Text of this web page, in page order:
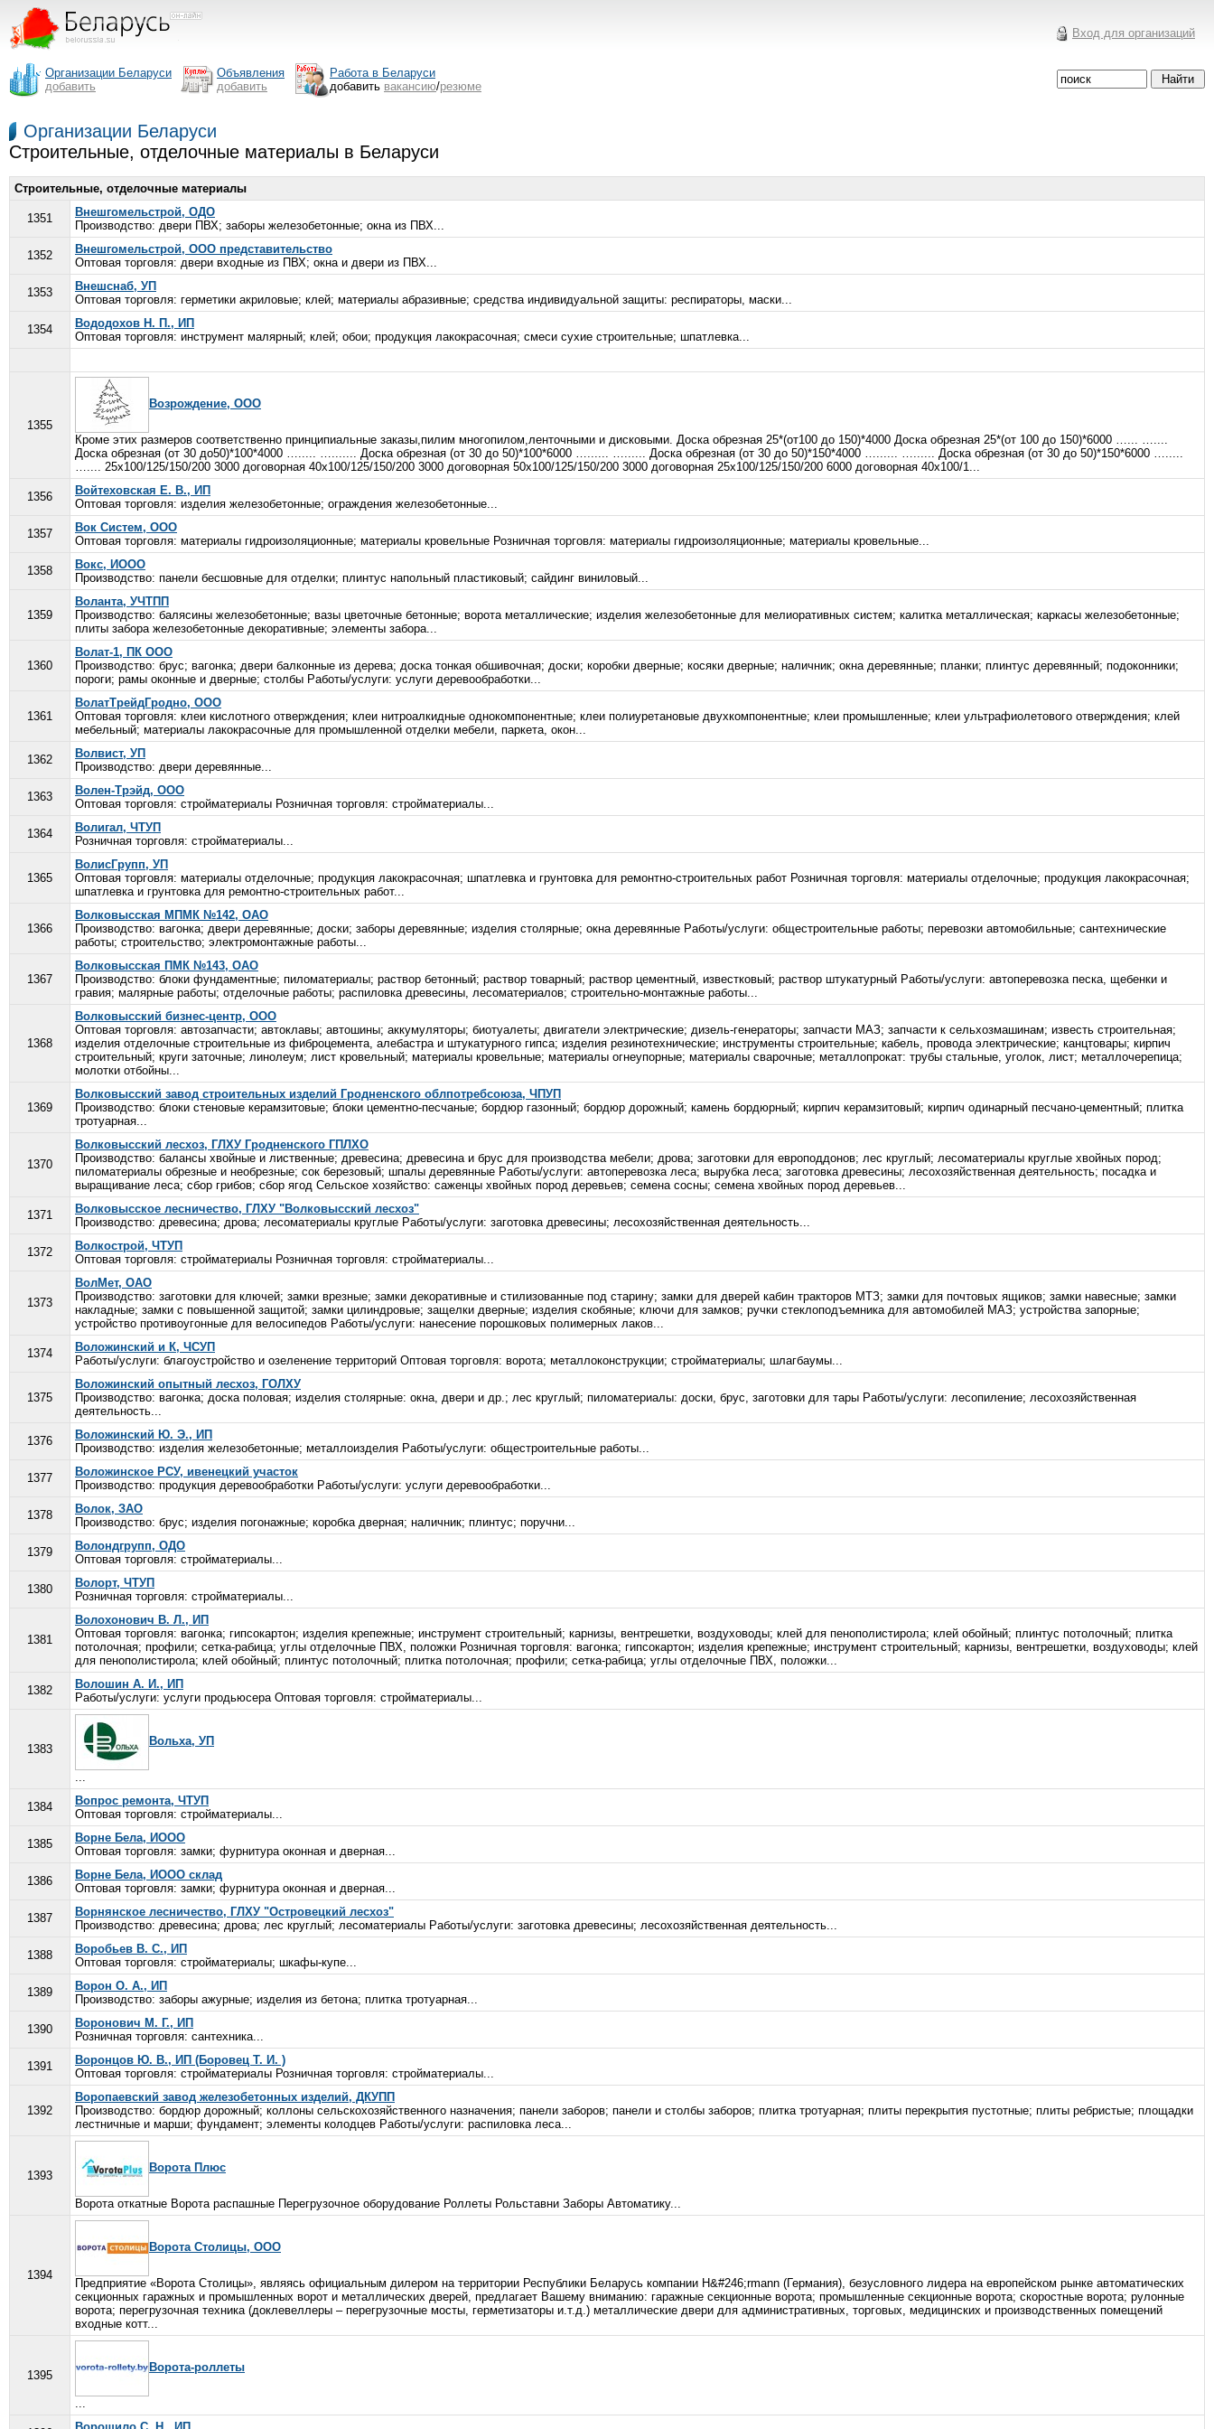
Вход для организаций
Организации Беларуси
добавить
Объявления
добавить
Работа в Беларуси
добавить вакансию/резюме
Организации Беларуси
Строительные, отделочные материалы в Беларуси
Строительные, отделочные материалы
1351
Внешгомельстрой, ОДО
Производство: двери ПВХ; заборы железобетонные; окна из ПВХ...
1352
Внешгомельстрой, ООО представительство
Оптовая торговля: двери входные из ПВХ; окна и двери из ПВХ...
1353
Внешснаб, УП
Оптовая торговля: герметики акриловые; клей; материалы абразивные; средства индивидуальной защиты: респираторы, маски...
1354
Вододохов Н. П., ИП
Оптовая торговля: инструмент малярный; клей; обои; продукция лакокрасочная; смеси сухие строительные; шпатлевка...
1355
Возрождение, ООО
Кроме этих размеров соответственно принципиальные заказы,пилим многопилом,ленточными и дисковыми. Доска обрезная 25*(от100 до 150)*4000 Доска обрезная 25*(от 100 до 150)*6000 …... …....
Доска обрезная (от 30 до50)*100*4000 …..... …....... Доска обрезная (от 30 до 50)*100*6000 …...... …...... Доска обрезная (от 30 до 50)*150*4000 …...... …...... Доска обрезная (от 30 до 50)*150*6000 ….....
….... 25х100/125/150/200 3000 договорная 40х100/125/150/200 3000 договорная 50х100/125/150/200 3000 договорная 25х100/125/150/200 6000 договорная 40х100/1...
1356
Войтеховская Е. В., ИП
Оптовая торговля: изделия железобетонные; ограждения железобетонные...
1357
Вок Систем, ООО
Оптовая торговля: материалы гидроизоляционные; материалы кровельные Розничная торговля: материалы гидроизоляционные; материалы кровельные...
1358
Вокс, ИООО
Производство: панели бесшовные для отделки; плинтус напольный пластиковый; сайдинг виниловый...
1359
Воланта, УЧТПП
Производство: балясины железобетонные; вазы цветочные бетонные; ворота металлические; изделия железобетонные для мелиоративных систем; калитка металлическая; каркасы железобетонные;
плиты забора железобетонные декоративные; элементы забора...
1360
Волат-1, ПК ООО
Производство: брус; вагонка; двери балконные из дерева; доска тонкая обшивочная; доски; коробки дверные; косяки дверные; наличник; окна деревянные; планки; плинтус деревянный; подоконники;
пороги; рамы оконные и дверные; столбы Работы/услуги: услуги деревообработки...
1361
ВолатТрейдГродно, ООО
Оптовая торговля: клеи кислотного отверждения; клеи нитроалкидные однокомпонентные; клеи полиуретановые двухкомпонентные; клеи промышленные; клеи ультрафиолетового отверждения; клей
мебельный; материалы лакокрасочные для промышленной отделки мебели, паркета, окон...
1362
Волвист, УП
Производство: двери деревянные...
1363
Волен-Трэйд, ООО
Оптовая торговля: стройматериалы Розничная торговля: стройматериалы...
1364
Волигал, ЧТУП
Розничная торговля: стройматериалы...
1365
ВолисГрупп, УП
Оптовая торговля: материалы отделочные; продукция лакокрасочная; шпатлевка и грунтовка для ремонтно-строительных работ Розничная торговля: материалы отделочные; продукция лакокрасочная;
шпатлевка и грунтовка для ремонтно-строительных работ...
1366
Волковысская МПМК №142, ОАО
Производство: вагонка; двери деревянные; доски; заборы деревянные; изделия столярные; окна деревянные Работы/услуги: общестроительные работы; перевозки автомобильные; сантехнические
работы; строительство; электромонтажные работы...
1367
Волковысская ПМК №143, ОАО
Производство: блоки фундаментные; пиломатериалы; раствор бетонный; раствор товарный; раствор цементный, известковый; раствор штукатурный Работы/услуги: автоперевозка песка, щебенки и
гравия; малярные работы; отделочные работы; распиловка древесины, лесоматериалов; строительно-монтажные работы...
1368
Волковысский бизнес-центр, ООО
Оптовая торговля: автозапчасти; автоклавы; автошины; аккумуляторы; биотуалеты; двигатели электрические; дизель-генераторы; запчасти МАЗ; запчасти к сельхозмашинам; известь строительная;
изделия отделочные строительные из фиброцемента, алебастра и штукатурного гипса; изделия резинотехнические; инструменты строительные; кабель, провода электрические; канцтовары; кирпич
строительный; круги заточные; линолеум; лист кровельный; материалы кровельные; материалы огнеупорные; материалы сварочные; металлопрокат: трубы стальные, уголок, лист; металлочерепица;
молотки отбойны...
1369
Волковысский завод строительных изделий Гродненского облпотребсоюза, ЧПУП
Производство: блоки стеновые керамзитовые; блоки цементно-песчаные; бордюр газонный; бордюр дорожный; камень бордюрный; кирпич керамзитовый; кирпич одинарный песчано-цементный; плитка
тротуарная...
1370
Волковысский лесхоз, ГЛХУ Гродненского ГПЛХО
Производство: балансы хвойные и лиственные; древесина; древесина и брус для производства мебели; дрова; заготовки для европоддонов; лес круглый; лесоматериалы круглые хвойных пород;
пиломатериалы обрезные и необрезные; сок березовый; шпалы деревянные Работы/услуги: автоперевозка леса; вырубка леса; заготовка древесины; лесохозяйственная деятельность; посадка и
выращивание леса; сбор грибов; сбор ягод Сельское хозяйство: саженцы хвойных пород деревьев; семена сосны; семена хвойных пород деревьев...
1371
Волковысское лесничество, ГЛХУ "Волковысский лесхоз"
Производство: древесина; дрова; лесоматериалы круглые Работы/услуги: заготовка древесины; лесохозяйственная деятельность...
1372
Волкострой, ЧТУП
Оптовая торговля: стройматериалы Розничная торговля: стройматериалы...
1373
ВолМет, ОАО
Производство: заготовки для ключей; замки врезные; замки декоративные и стилизованные под старину; замки для дверей кабин тракторов МТЗ; замки для почтовых ящиков; замки навесные; замки
накладные; замки с повышенной защитой; замки цилиндровые; защелки дверные; изделия скобяные; ключи для замков; ручки стеклоподъемника для автомобилей МАЗ; устройства запорные;
устройство противоугонные для велосипедов Работы/услуги: нанесение порошковых полимерных лаков...
1374
Воложинский и К, ЧСУП
Работы/услуги: благоустройство и озеленение территорий Оптовая торговля: ворота; металлоконструкции; стройматериалы; шлагбаумы...
1375
Воложинский опытный лесхоз, ГОЛХУ
Производство: вагонка; доска половая; изделия столярные: окна, двери и др.; лес круглый; пиломатериалы: доски, брус, заготовки для тары Работы/услуги: лесопиление; лесохозяйственная
деятельность...
1376
Воложинский Ю. Э., ИП
Производство: изделия железобетонные; металлоизделия Работы/услуги: общестроительные работы...
1377
Воложинское РСУ, ивенецкий участок
Производство: продукция деревообработки Работы/услуги: услуги деревообработки...
1378
Волок, ЗАО
Производство: брус; изделия погонажные; коробка дверная; наличник; плинтус; поручни...
1379
Волондгрупп, ОДО
Оптовая торговля: стройматериалы...
1380
Волорт, ЧТУП
Розничная торговля: стройматериалы...
1381
Волохонович В. Л., ИП
Оптовая торговля: вагонка; гипсокартон; изделия крепежные; инструмент строительный; карнизы, вентрешетки, воздуховоды; клей для пенополистирола; клей обойный; плинтус потолочный; плитка
потолочная; профили; сетка-рабица; углы отделочные ПВХ, положки Розничная торговля: вагонка; гипсокартон; изделия крепежные; инструмент строительный; карнизы, вентрешетки, воздуховоды; клей
для пенополистирола; клей обойный; плинтус потолочный; плитка потолочная; профили; сетка-рабица; углы отделочные ПВХ, положки...
1382
Волошин А. И., ИП
Работы/услуги: услуги продьюсера Оптовая торговля: стройматериалы...
1383
Вольха, УП
...
1384
Вопрос ремонта, ЧТУП
Оптовая торговля: стройматериалы...
1385
Ворне Бела, ИООО
Оптовая торговля: замки; фурнитура оконная и дверная...
1386
Ворне Бела, ИООО склад
Оптовая торговля: замки; фурнитура оконная и дверная...
1387
Ворнянское лесничество, ГЛХУ "Островецкий лесхоз"
Производство: древесина; дрова; лес круглый; лесоматериалы Работы/услуги: заготовка древесины; лесохозяйственная деятельность...
1388
Воробьев В. С., ИП
Оптовая торговля: стройматериалы; шкафы-купе...
1389
Ворон О. А., ИП
Производство: заборы ажурные; изделия из бетона; плитка тротуарная...
1390
Воронович М. Г., ИП
Розничная торговля: сантехника...
1391
Воронцов Ю. В., ИП (Боровец Т. И. )
Оптовая торговля: стройматериалы Розничная торговля: стройматериалы...
1392
Воропаевский завод железобетонных изделий, ДКУПП
Производство: бордюр дорожный; коллоны сельскохозяйственного назначения; панели заборов; панели и столбы заборов; плитка тротуарная; плиты перекрытия пустотные; плиты ребристые; площадки
лестничные и марши; фундамент; элементы колодцев Работы/услуги: распиловка леса...
1393
Ворота Плюс
Ворота откатные Ворота распашные Перегрузочное оборудование Роллеты Рольставни Заборы Автоматику...
1394
Ворота Столицы, ООО
Предприятие «Ворота Столицы», являясь официальным дилером на территории Республики Беларусь компании H&#246;rmann (Германия), безусловного лидера на европейском рынке автоматических
секционных гаражных и промышленных ворот и металлических дверей, предлагает Вашему вниманию: гаражные секционные ворота; промышленные секционные ворота; скоростные ворота; рулонные
ворота; перегрузочная техника (доклевеллеры – перегрузочные мосты, герметизаторы и.т.д.) металлические двери для административных, торговых, медицинских и производственных помещений
входные котт...
1395
Ворота-роллеты
...